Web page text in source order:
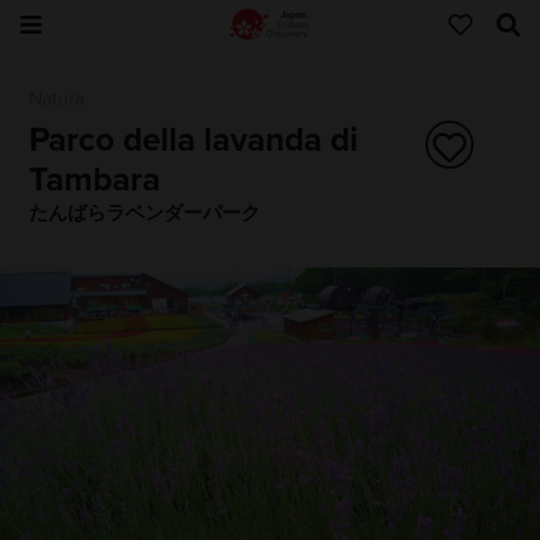
Parco della lavanda di
Tambara
たんばらラベンダーパーク